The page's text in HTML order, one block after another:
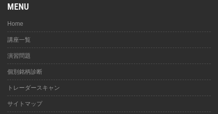
MENU
Home
講座一覧
演習問題
個別銘柄診断
トレーダースキャン
サイトマップ